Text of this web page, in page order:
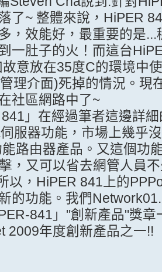
了~ 整體來說，HiPER
，效能好，最重要的是
一肚子的火！而這台
意放在35度C的環境中
理介面)死掉的情況。現
社區網路中了~
」在經過筆者這邊詳
服器功能，市場上幾乎
路由器產品。又這個功
，又可以省去網管人員
以，HiPER 841上的
的功能。我們
841」"創新產品"獎章
2009年度創新產品之一!!